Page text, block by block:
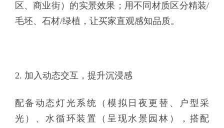
区、商业街）的实景效果；用不同材质区分精装/
毛坯、石材/绿植，让买家直观感知品质。
2. 加入动态交互，提升沉浸感
配备动态灯光系统（模拟日夜更替、户型采
光）、水循环装置（呈现水景园林），搭配